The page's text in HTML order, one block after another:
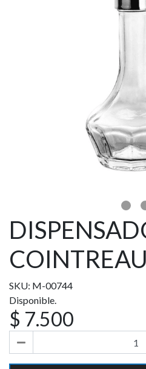
COINTREAU
SKU: M-00744
Disponible.
$ 7.500